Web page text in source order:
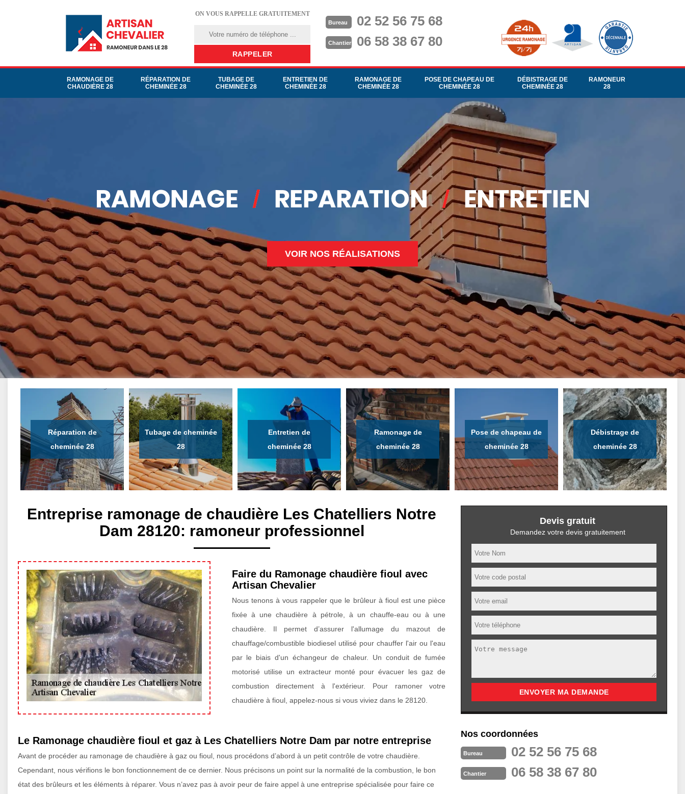
ON VOUS RAPPELLE GRATUITEMENT
Bureau 02 52 56 75 68
Chantier 06 58 38 67 80
RAMONAGE DE
CHAUDIÈRE 28
RÉPARATION DE
CHEMINÉE 28
TUBAGE DE
CHEMINÉE 28
ENTRETIEN DE
CHEMINÉE 28
RAMONAGE DE
CHEMINÉE 28
POSE DE CHAPEAU DE
CHEMINÉE 28
DÉBISTRAGE DE
CHEMINÉE 28
RAMONEUR
28
VOIR NOS RÉALISATIONS
Réparation de
cheminée 28
Tubage de cheminée
28
Entretien de
cheminée 28
Ramonage de
cheminée 28
Pose de chapeau de
cheminée 28
Débistrage de
cheminée 28
Entreprise ramonage de chaudière Les Chatelliers Notre
Dam 28120: ramoneur professionnel
Faire du Ramonage chaudière fioul avec
Artisan Chevalier
Nous tenons à vous rappeler que le brûleur à fioul est une pièce
fixée à une chaudière à pétrole, à un chauffe-eau ou à une
chaudière. Il permet d’assurer l'allumage du mazout de
chauffage/combustible biodiesel utilisé pour chauffer l'air ou l'eau
par le biais d'un échangeur de chaleur. Un conduit de fumée
motorisé utilise un extracteur monté pour évacuer les gaz de
combustion directement à l'extérieur. Pour ramoner votre
chaudière à fioul, appelez-nous si vous viviez dans le 28120.
Le Ramonage chaudière fioul et gaz à Les Chatelliers Notre Dam par notre entreprise
Avant de procéder au ramonage de chaudière à gaz ou fioul, nous procédons d’abord à un petit contrôle de votre chaudière.
Cependant, nous vérifions le bon fonctionnement de ce dernier. Nous précisons un point sur la normalité de la combustion, le bon
état des brûleurs et les éléments à réparer. Vous n’avez pas à avoir peur de faire appel à une entreprise spécialisée pour faire ce
Devis gratuit
Demandez votre devis gratuitement
Nos coordonnées
Bureau 02 52 56 75 68
Chantier 06 58 38 67 80